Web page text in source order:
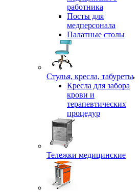
работника
Посты для
медперсонала
Палатные столы
Стулья, кресла, табуреты
Кресла для забора
крови и
терапевтических
процедур
Тележки медицинские